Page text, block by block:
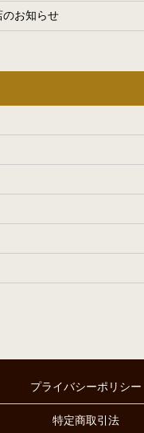
のお知らせ
プライバシーポリシー
特定商取引法